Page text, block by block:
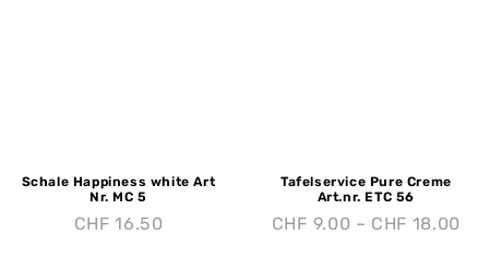
Schale Happiness white Art
Nr. MC 5
CHF 16.50
Tafelservice Pure Creme
Art.nr. ETC 56
CHF 9.00 – CHF 18.00